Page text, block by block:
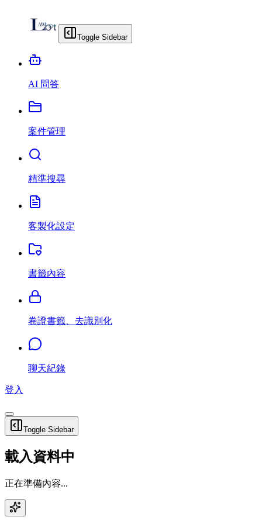
Toggle Sidebar
AI 問答
案件管理
精準搜尋
客製化設定
書籤內容
卷證書籤、去識別化
聊天紀錄
登入
Toggle Sidebar
載入資料中
正在準備內容...